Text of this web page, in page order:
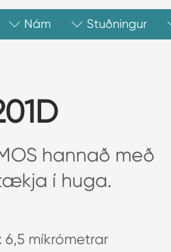
Nám Stuðningur
hannað með
í huga.
6,5 míkrómetrar